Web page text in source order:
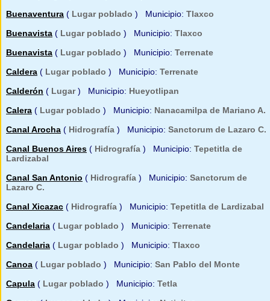
Buenaventura ( Lugar poblado ) Municipio: Tlaxco
Buenavista ( Lugar poblado ) Municipio: Tlaxco
Buenavista ( Lugar poblado ) Municipio: Terrenate
Caldera ( Lugar poblado ) Municipio: Terrenate
Calderón ( Lugar) Municipio: Hueyotlipan
Calera ( Lugar poblado ) Municipio: Nanacamilpa de Mariano A.
Canal Arocha ( Hidrografía ) Municipio: Sanctorum de Lazaro C.
Canal Buenos Aires ( Hidrografía ) Municipio: Tepetitla de
Lardizabal
Canal San Antonio ( Hidrografía ) Municipio: Sanctorum de
Lazaro C.
Canal Xicazac ( Hidrografía ) Municipio: Tepetitla de Lardizabal
Candelaria ( Lugar poblado ) Municipio: Terrenate
Candelaria ( Lugar poblado ) Municipio: Tlaxco
Canoa ( Lugar poblado ) Municipio: San Pablo del Monte
Capula ( Lugar poblado ) Municipio: Tetla